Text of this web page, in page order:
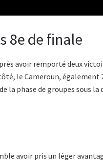
8e de finale
avoir remporté deux
le Cameroun, également
la phase de groupes sous la
avoir pris un léger